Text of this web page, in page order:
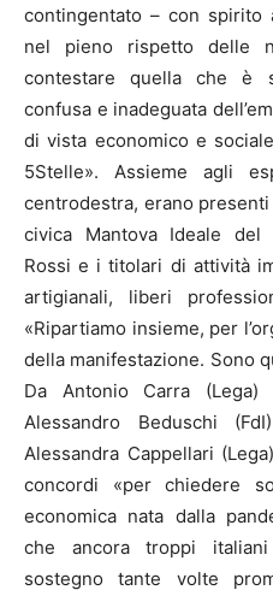
contingentato – con spirito
nel pieno rispetto delle
contestare quella che è
confusa e inadeguata
di vista economico e
5Stelle». Assieme agli
centrodestra, erano
civica Mantova Ideale del
Rossi e i titolari di attività
artigianali, liberi
«Ripartiamo insieme, per
della manifestazione. Sono
Da Antonio Carra
Alessandro Beduschi
Alessandra Cappellari
concordi «per chiedere
economica nata dalla
che ancora troppi
sostegno tante volte